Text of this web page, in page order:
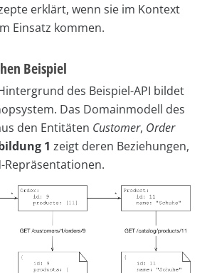
erklärt, wenn sie im Kontext
Einsatz kommen.
Beispiel
des Beispiel-API bildet
Das Domainmodell des
den Entitäten Customer, Order
1 zeigt deren Beziehungen,
Repräsentationen.